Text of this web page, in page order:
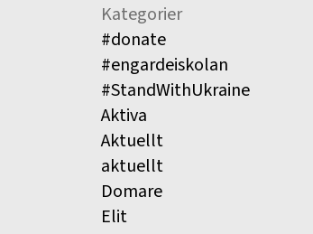
Kategorier
#donate
#engardeiskolan
#StandWithUkraine
Aktiva
Aktuellt
aktuellt
Domare
Elit